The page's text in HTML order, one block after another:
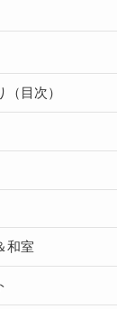
目次）
和室